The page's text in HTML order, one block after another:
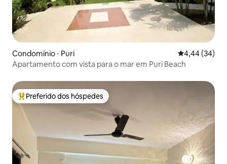
Condomínio ⋅ Puri 4,44 de uma
4,44 (34)
Apartamento com vista para o mar em Puri Beach
Entre os melhores preferidos dos hóspedes
Preferido dos hóspedes